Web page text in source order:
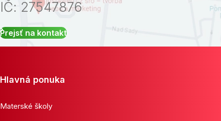
IČ: 27547876
Prejsť na kontakt
Hlavná ponuka
Materské školy